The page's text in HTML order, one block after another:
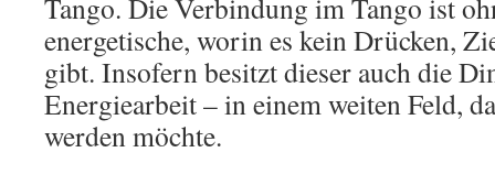
Tango. Die Verbindung im Tango ist
energetische, worin es kein Drücken,
gibt. Insofern besitzt dieser auch die
Energiearbeit – in einem weiten Feld,
werden möchte.